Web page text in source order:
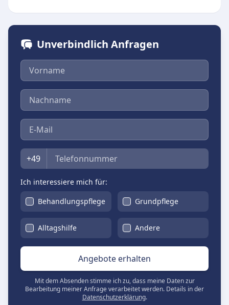
Unverbindlich Anfragen
Vorname
Nachname
E-Mail
Telefon
+49
Ich interessiere mich für:
Behandlungspflege
Grundpflege
Alltagshilfe Andere
Angebote erhalten
Mit dem Absenden stimme ich zu, dass meine Daten zur
Bearbeitung meiner Anfrage verarbeitet werden. Details in der
Datenschutzerklärung.